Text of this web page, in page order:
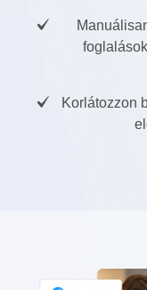
Korlátozzon